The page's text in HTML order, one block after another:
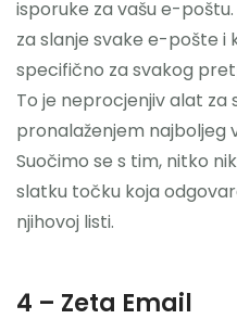
isporuke za vašu e-
za slanje svake e-pošte i
specifično za svakog
To je neprocjenjiv alat za
pronalaženjem najboljeg
Suočimo se s tim, nitko
slatku točku koja
njihovoj listi.
4 – Zeta Email